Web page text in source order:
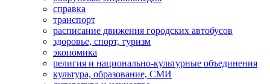
справка
транспорт
расписание движения городских автобусов
здоровье, спорт, туризм
экономика
религия и национально-культурные объединения
культура, образование, СМИ